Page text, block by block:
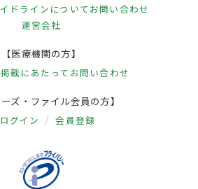
ドラインについてお問い合わせ
運営会社
【医療機関の方】
載にあたって お問い合わせ
ーズ・ファイル会員の方】
ログイン 会員登録